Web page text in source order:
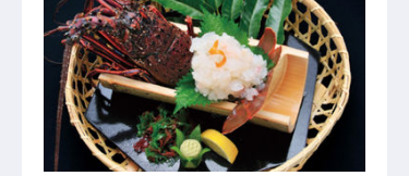
調理補助（未経験OK／盆休日・年末
年始手当／賞与あり／定休日あり）